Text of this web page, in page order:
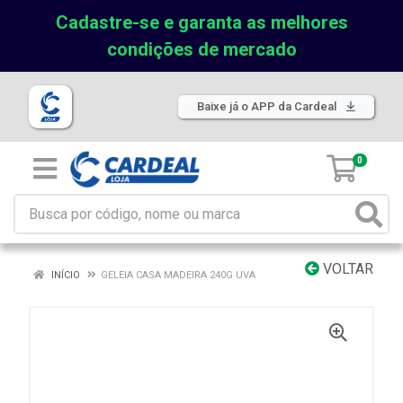
Cadastre-se e garanta as melhores
condições de mercado
Baixe já o APP da Cardeal
0
VOLTAR
INÍCIO GELEIA CASA MADEIRA 240G UVA